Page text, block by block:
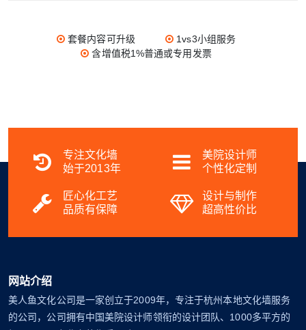
套餐内容可升级
1vs3小组服务
含增值税1%普通或专用发票
专注文化墙
始于2013年
美院设计师
个性化定制
匠心化工艺
品质有保障
设计与制作
超高性价比
网站介绍
美人鱼文化公司是一家创立于2009年，专注于杭州本地文化墙服务
的公司，公司拥有中国美院设计师领衔的设计团队、1000多平方的